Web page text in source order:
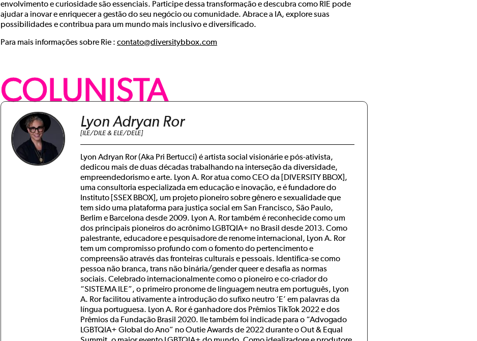
envolvimento e curiosidade são essenciais. Participe dessa transformação e descubra como RIE pode
ajudar a inovar e enriquecer a gestão do seu negócio ou comunidade. Abrace a IA, explore suas
possibilidades e contribua para um mundo mais inclusivo e diversificado.
Para mais informações sobre Rie : contato@diversitybbox.com
COLUNISTA
Lyon Adryan Ror
[ILE/DILE & ELE/DELE]
Lyon Adryan Ror (Aka Pri Bertucci) é artista social visionárie e pós-ativista,
dedicou mais de duas décadas trabalhando na interseção da diversidade,
empreendedorismo e arte. Lyon A. Ror atua como CEO da [DIVERSITY BBOX],
uma consultoria especializada em educação e inovação, e é fundadore do
Instituto [SSEX BBOX], um projeto pioneiro sobre gênero e sexualidade que
tem sido uma plataforma para justiça social em San Francisco, São Paulo,
Berlim e Barcelona desde 2009. Lyon A. Ror também é reconhecide como um
dos principais pioneiros do acrônimo LGBTQIA+ no Brasil desde 2013. Como
palestrante, educadore e pesquisadore de renome internacional, Lyon A. Ror
tem um compromisso profundo com o fomento do pertencimento e
compreensão através das fronteiras culturais e pessoais. Identifica-se como
pessoa não branca, trans não binária/gender queer e desafia as normas
sociais. Celebrado internacionalmente como o pioneiro e co-criador do
“SISTEMA ILE”, o primeiro pronome de linguagem neutra em português, Lyon
A. Ror facilitou ativamente a introdução do sufixo neutro ‘E’ em palavras da
língua portuguesa. Lyon A. Ror é ganhadore dos Prêmios TikTok 2022 e dos
Prêmios da Fundação Brasil 2020. Ile também foi indicade para o “Advogado
LGBTQIA+ Global do Ano” no Outie Awards de 2022 durante o Out & Equal